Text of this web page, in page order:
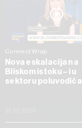
Connect Wrap
Nova eskalacija na
Bliskom istoku – i u
sektoru poluvodiča